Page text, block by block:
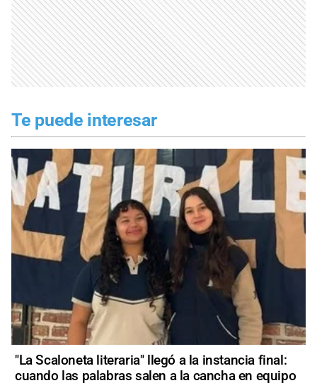
Te puede interesar
"La Scaloneta literaria" llegó a la instancia final:
cuando las palabras salen a la cancha en equipo